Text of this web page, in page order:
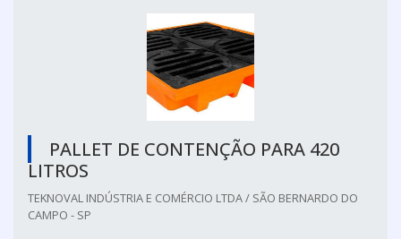
PALLET DE CONTENÇÃO PARA 420
LITROS
TEKNOVAL INDÚSTRIA E COMÉRCIO LTDA / SÃO BERNARDO DO
CAMPO - SP